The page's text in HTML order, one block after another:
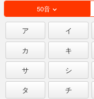
50音
ア イ
カ
キ
サ
シ
タ
チ